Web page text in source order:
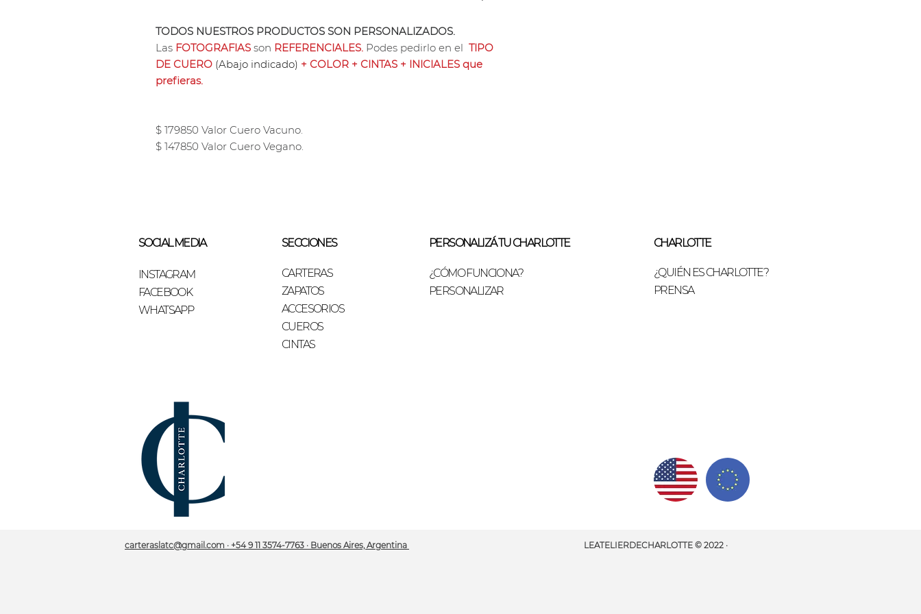
TODOS NUESTROS PRODUCTOS SON PERSONALIZADOS.
Las FOTOGRAFIAS son REFERENCIALES. Podes pedirlo en el TIPO
DE CUERO (Abajo indicado) + COLOR + CINTAS + INICIALES que
prefieras.
$ 179850 Valor Cuero Vacuno.
$ 147850 Valor Cuero Vegano.
SOCIAL MEDIA
INSTAGRAM
FACEBOOK
WHATSAPP
SECCIONES
CARTERAS
ZAPATOS
ACCESORIOS
CUEROS
CINTAS
PERSONALIZÁ TU CHARLOTTE
¿CÓMO FUNCIONA?
PERSONALIZAR
CHARLOTTE
¿QUIÉN ES CHARLOTTE?
PRENSA
carteraslatc@gmail.com · +54 9 11 3574-7763 · Buenos Aires, Argentina LEATELIERDECHARLOTTE © 2022 ·